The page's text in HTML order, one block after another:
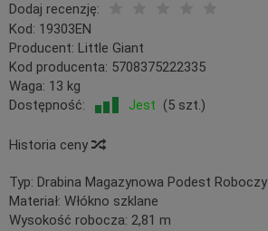
Dodaj recenzję:
Kod: 19303EN
Producent: Little Giant
Kod producenta: 5708375222335
Waga: 13 kg
Dostępność:
Jest (5 szt.)
Historia ceny
Typ: Drabina Magazynowa Podest Roboczy
Materiał: Włókno szklane
Wysokość robocza: 2,81 m